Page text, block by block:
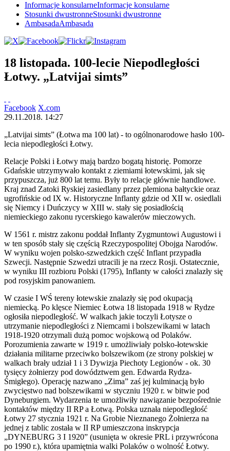
Informacje konsularneInformacje konsularne
Stosunki dwustronneStosunki dwustronne
AmbasadaAmbasada
18 listopada. 100-lecie Niepodległości
Łotwy. „Latvijai simts”
Facebook X.com
29.11.2018. 14:27
„Latvijai simts” (Łotwa ma 100 lat) - to ogólnonarodowe hasło 100-
lecia niepodległości Łotwy.
Relacje Polski i Łotwy mają bardzo bogatą historię. Pomorze
Gdańskie utrzymywało kontakt z ziemiami łotewskimi, jak się
przypuszcza, już 800 lat temu. Były to relacje głównie handlowe.
Kraj znad Zatoki Ryskiej zasiedlany przez plemiona bałtyckie oraz
ugrofińskie od IX w. Historyczne Inflanty gdzie od XII w. osiedlali
się Niemcy i Duńczycy w XIII w. stały się posiadłością
niemieckiego zakonu rycerskiego kawalerów mieczowych.
W 1561 r. mistrz zakonu poddał Inflanty Zygmuntowi Augustowi i
w ten sposób stały się częścią Rzeczypospolitej Obojga Narodów.
W wyniku wojen polsko-szwedzkich część Inflant przypadła
Szwecji. Następnie Szwedzi utracili je na rzecz Rosji. Ostatecznie,
w wyniku III rozbioru Polski (1795), Inflanty w całości znalazły się
pod rosyjskim panowaniem.
W czasie I WŚ tereny łotewskie znalazły się pod okupacją
niemiecką. Po klęsce Niemiec Łotwa 18 listopada 1918 w Rydze
ogłosiła niepodległość. W walkach jakie toczyli Łotysze o
utrzymanie niepodległości z Niemcami i bolszewikami w latach
1918-1920 otrzymali dużą pomoc wojskową od Polaków.
Porozumienia zawarte w 1919 r. umożliwiały polsko-łotewskie
działania militarne przeciwko bolszewikom (ze strony polskiej w
walkach brały udział 1 i 3 Dywizja Piechoty Legionów - ok. 30
tysięcy żołnierzy pod dowództwem gen. Edwarda Rydza-
Śmigłego). Operację nazwano „Zima” zaś jej kulminacją było
zwycięstwo nad bolszewikami w styczniu 1920 r. w bitwie pod
Dyneburgiem. Wydarzenia te umożliwiły nawiązanie bezpośrednie
kontaktów między II RP a Łotwą. Polska uznała niepodległość
Łotwy 27 stycznia 1921 r. Na Grobie Nieznanego Żołnierza na
jednej z tablic została w II RP umieszczona inskrypcja
„DYNEBURG 3 I 1920” (usunięta w okresie PRL i przywrócona
po 1990 r.), która upamiętnia walki Polaków o wolność Łotwy.